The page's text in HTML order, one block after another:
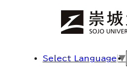
Select Language ▼